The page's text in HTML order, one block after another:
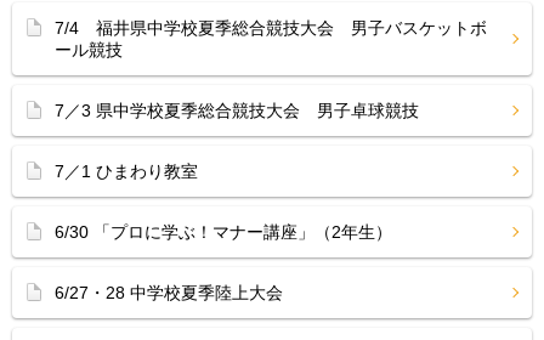
7/4 福井県中学校夏季総合競技大会 男子バスケットボ
ール競技
7／3 県中学校夏季総合競技大会 男子卓球競技
7／1 ひまわり教室
6/30 「プロに学ぶ！マナー講座」（2年生）
6/27・28 中学校夏季陸上大会